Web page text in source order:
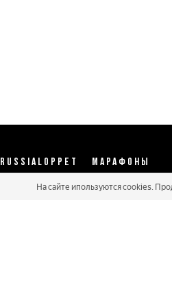
RUSSIALOPPET МАРАФОНЫ
Календарь 2026
На сайте ипользуются cookies.